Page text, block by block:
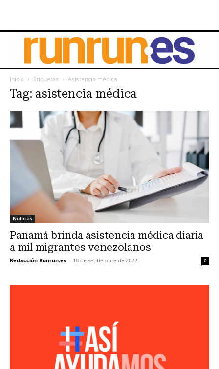
Inicio Etiquetas Asistencia médica
Tag: asistencia médica
Noticias
Panamá brinda asistencia médica diaria
a mil migrantes venezolanos
Redacción Runrun.es - 18 de septiembre de 2022 0